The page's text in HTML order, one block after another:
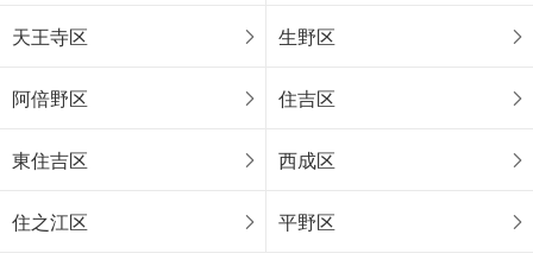
天王寺区 生野区
阿倍野区 住吉区
東住吉区 西成区
住之江区 平野区